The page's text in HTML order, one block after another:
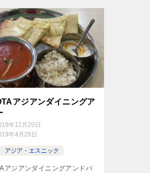
アジアンダイニングア
年12月20日
年4月28日
アジア・エスニック
アジアンダイニングアンドバ